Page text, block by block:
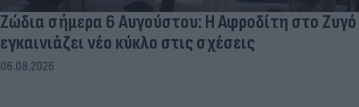
Ζώδια σήμερα 6 Αυγούστου: Η Αφροδίτη στο Ζυγό
εγκαινιάζει νέο κύκλο στις σχέσεις
06.08.2026